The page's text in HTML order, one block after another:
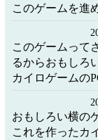
このゲームを進
このゲームって
るからおもしろ
カイロゲームの
おもしろい横の
これを作ったカ